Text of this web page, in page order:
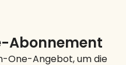
Abonnement
One-Angebot, um die